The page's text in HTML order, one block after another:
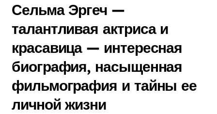
Сельма Эргеч —
талантливая актриса и
красавица — интересная
биография, насыщенная
фильмография и тайны ее
личной жизни